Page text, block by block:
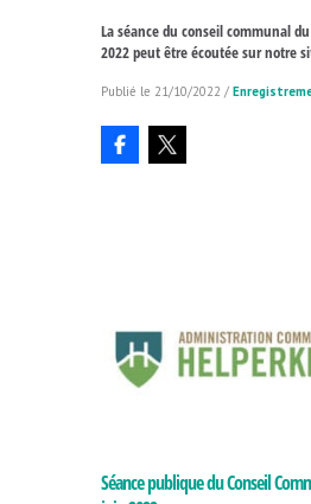
La séance du conseil communal
2022 peut être écoutée sur notre
21/10/2022 /
Séance publique du Conseil